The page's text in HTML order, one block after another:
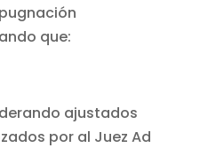
que:
ajustados
por al Juez Ad